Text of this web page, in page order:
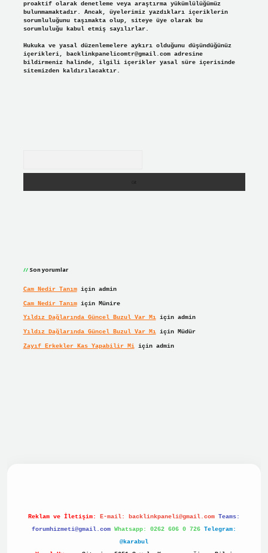
proaktif olarak denetleme veya araştırma yükümlülüğümüz
bulunmamaktadır. Ancak, üyelerimiz yazdıkları içeriklerin
sorumluluğunu taşımakta olup, siteye üye olarak bu
sorumluluğu kabul etmiş sayılırlar.
Hukuka ve yasal düzenlemelere aykırı olduğunu düşündüğünüz
içerikleri, backlinkpanelicomtr@gmail.comadresine
bildirmeniz halinde, ilgili içerikler yasal süre içerisinde
sitemizden kaldırılacaktır.
Son yorumlar
Cam Nedir Tanımiçin admin
Cam Nedir Tanımiçin Münire
Yıldız Dağlarında Güncel Buzul Var Mıiçin admin
Yıldız Dağlarında Güncel Buzul Var Mıiçin Müdür
Zayıf Erkekler Kas Yapabilir Miiçin admin
Reklam ve İletişim: E-mail: backlinkpaneli@gmail.com Teams:
forumhizmeti@gmail.com Whatsapp: 0262 606 0 726 Telegram:
@karabul